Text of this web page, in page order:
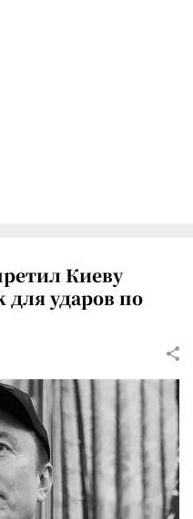
Киеву
для ударов по